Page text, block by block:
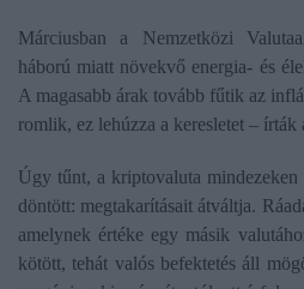
Márciusban a Nemzetközi
háború miatt növekvő energia- és
A magasabb árak tovább fűtik az
romlik, ez lehúzza a keresletet – írták
Úgy tűnt, a kriptovaluta
döntött: megtakarításait átváltja.
amelynek értéke egy másik
kötött, tehát valós befektetés áll